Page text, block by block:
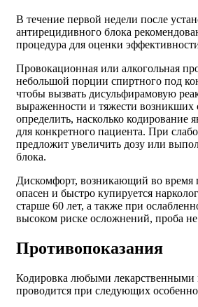
В течение первой недели после
антирецидивного блока
процедура для оценки
Провокационная или алкогольная
небольшой порции спиртного под
чтобы вызвать дисульфирамовую
выраженности и тяжести
определить, насколько кодирование
для конкретного пациента. При
предложит увеличить дозу или
блока.
Дискомфорт, возникающий во время
опасен и быстро купируется
старше 60 лет, а также при
высоком риске осложнений, проба
Противопоказания
Кодировка любыми лекарственными
проводится при следующих